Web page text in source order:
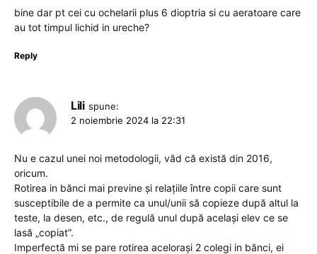
bine dar pt cei cu ochelarii plus 6 dioptria si cu aeratoare care
au tot timpul lichid in ureche?
Reply
Lili spune:
2 noiembrie 2024 la 22:31
Nu e cazul unei noi metodologii, văd că există din 2016,
oricum.
Rotirea in bănci mai previne și relațiile între copii care sunt
susceptibile de a permite ca unul/unii să copieze după altul la
teste, la desen, etc., de regulă unul după același elev ce se
lasă „copiat”.
Imperfectă mi se pare rotirea acelorași 2 colegi in bănci, ei